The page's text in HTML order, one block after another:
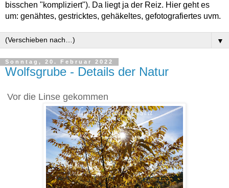
bisschen "kompliziert"). Da liegt ja der Reiz. Hier geht es
um: genähtes, gestricktes, gehäkeltes, gefotografiertes uvm.
▼
Sonntag, 20. Februar 2022
Wolfsgrube - Details der Natur
Vor die Linse gekommen